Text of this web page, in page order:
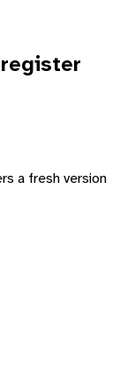
a fresh version